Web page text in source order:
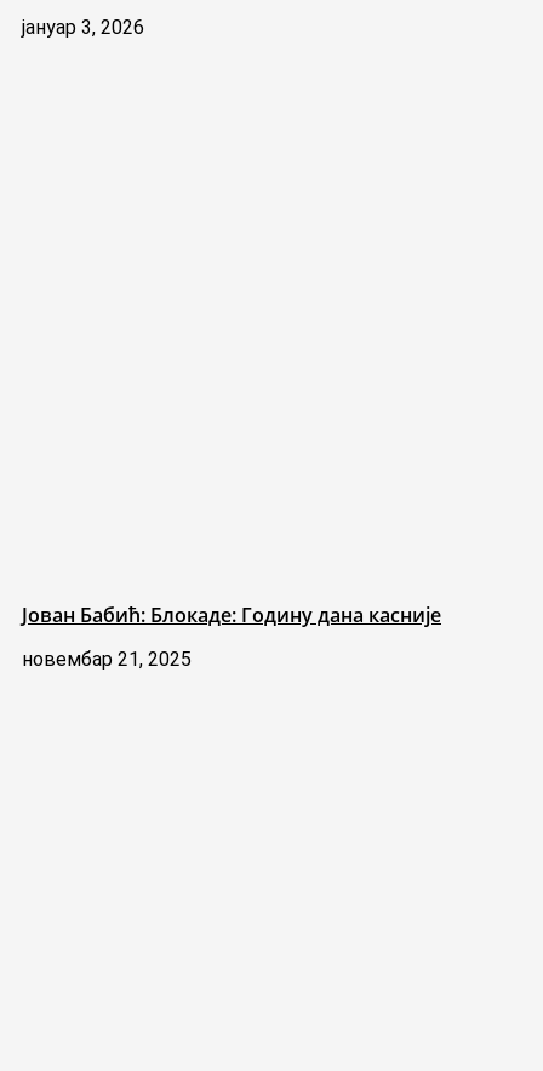
јануар 3, 2026
Јован Бабић: Блокаде: Годину дана касније
новембар 21, 2025